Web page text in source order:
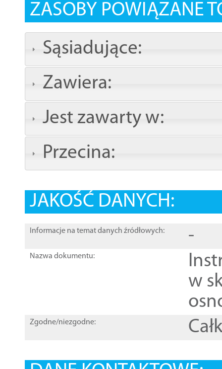
ZASOBY POWIĄZANE
Sąsiadujące:
Zawiera:
Jest zawarty w:
Przecina:
JAKOŚĆ DANYCH:
Informacje na temat danych źródłowych: -
Nazwa dokumentu:
w
Zgodne/niezgodne: